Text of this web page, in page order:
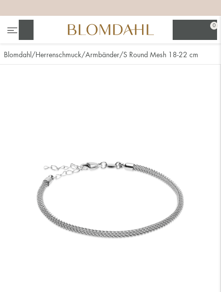
0
Blomdahl Herrenschmuck Armbänder S Round Mesh 18-22 cm